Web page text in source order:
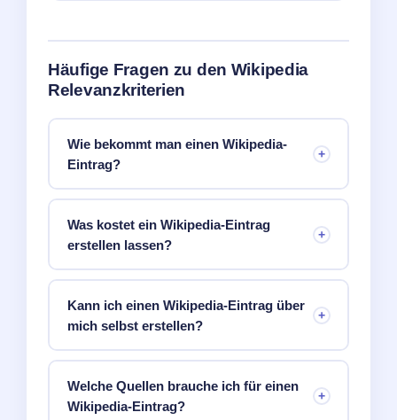
Häufige Fragen zu den Wikipedia
Relevanzkriterien
Wie bekommt man einen Wikipedia-
Eintrag?
Was kostet ein Wikipedia-Eintrag
erstellen lassen?
Kann ich einen Wikipedia-Eintrag über
mich selbst erstellen?
Welche Quellen brauche ich für einen
Wikipedia-Eintrag?